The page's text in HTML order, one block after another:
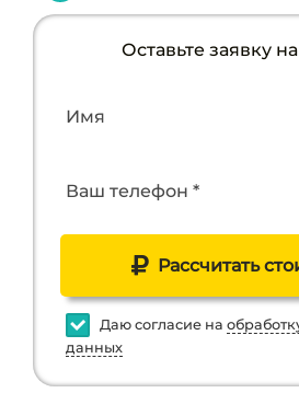
Оставьте заявку
Имя
Ваш телефон *
Рассчитать
Даю согласие на
данных